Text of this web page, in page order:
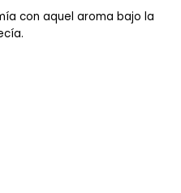
con aquel aroma bajo la